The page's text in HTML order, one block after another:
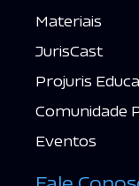
Materiais
JurisCast
Projuris
Comunidade
Eventos